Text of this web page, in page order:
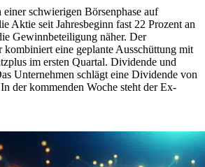
schwierigen Börsenphase auf
Aktie seit Jahresbeginn fast 22 Prozent an
Gewinnbeteiligung näher. Der
kombiniert eine geplante Ausschüttung mit
im ersten Quartal. Dividende und
Unternehmen schlägt eine Dividende von
der kommenden Woche steht der Ex-